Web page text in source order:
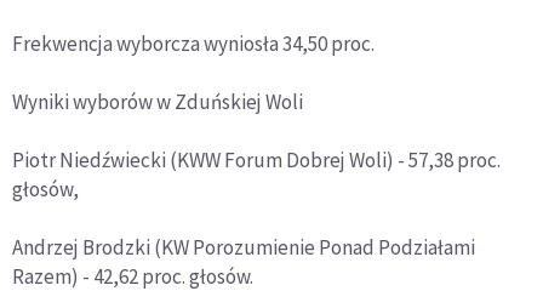
Frekwencja wyborcza wyniosła 34,50 proc.
Wyniki wyborów w Zduńskiej Woli
Piotr Niedźwiecki (KWW Forum Dobrej Woli) - 57,38 proc.
głosów,
Andrzej Brodzki (KW Porozumienie Ponad Podziałami
Razem) - 42,62 proc. głosów.